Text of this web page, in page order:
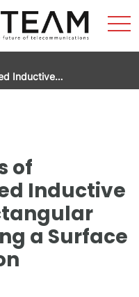
Inductive…
of
Inductive
a Surface